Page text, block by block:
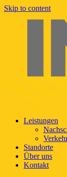
Skip to content
Leistungen
Standorte
Über uns
Kontakt